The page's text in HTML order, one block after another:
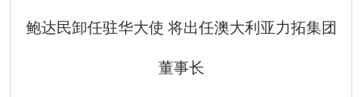
鲍达民卸任驻华大使 将出任澳大利亚力拓集团
董事长